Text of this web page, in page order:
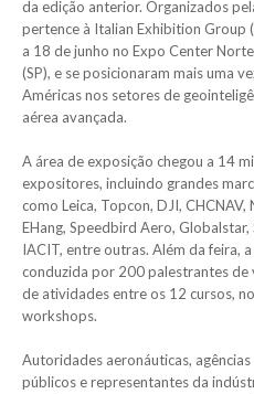
da edição anterior. Organizados
pertence à Italian Exhibition Group
a 18 de junho no Expo Center
(SP), e se posicionaram mais uma
Américas nos setores de
aérea avançada.
A área de exposição chegou a 14
expositores, incluindo grandes
como Leica, Topcon, DJI,
EHang, Speedbird Aero, Globalstar,
IACIT, entre outras. Além da feira,
conduzida por 200 palestrantes de
de atividades entre os 12 cursos,
workshops.
Autoridades aeronáuticas,
públicos e representantes da